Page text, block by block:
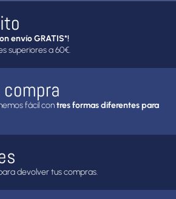
envío GRATIS*!
superiores a 60€.
fácil contres formas diferentes para
devolver tus compras.